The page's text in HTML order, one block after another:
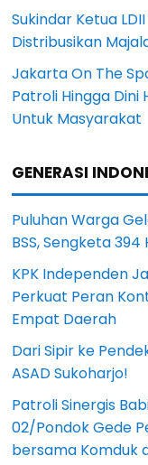
Sukindar Ketua
Distribusikan
Jakarta On The
Patroli Hingga Dini
Untuk Masyarakat
GENERASI
Puluhan Warga
BSS, Sengketa
KPK Independen
Perkuat Peran
Empat Daerah
Dari Sipir ke
ASAD Sukoharjo!
Patroli Sinergis
02/Pondok Gede
bersama Komduk